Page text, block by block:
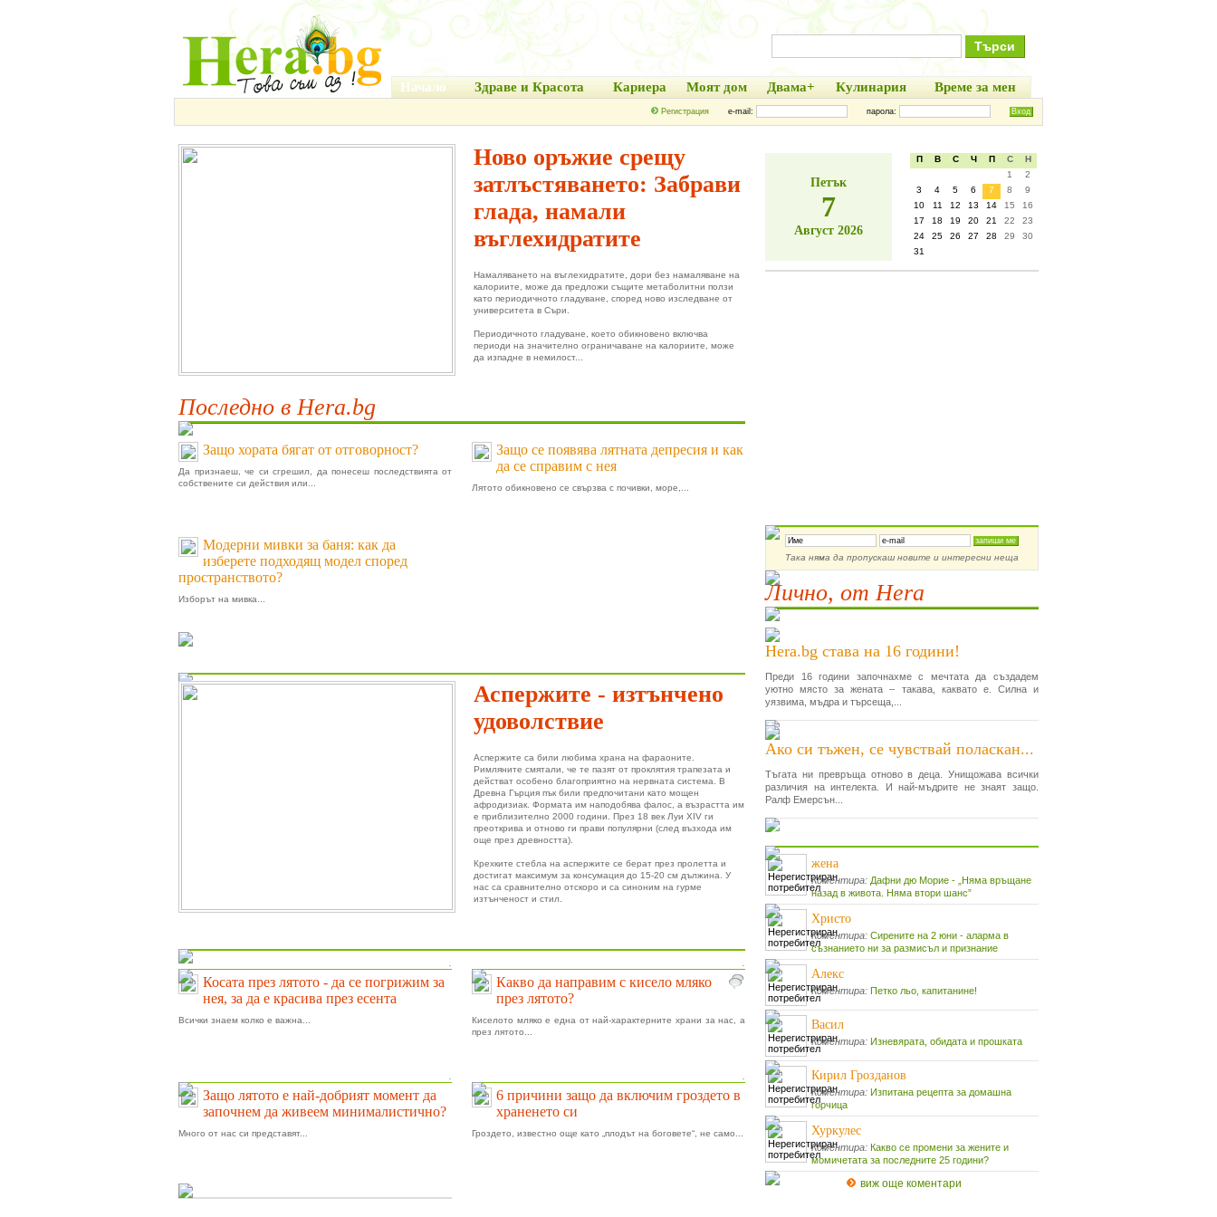
Начало Здраве и Красота Кариера Моят дом Двама+ Кулинария Време за мен
Регистрация e-mail: парола:
Ново оръжие срещу
затлъстяването: Забрави
глада, намали
въглехидратите
Намаляването на въглехидратите, дори без намаляване на
калориите, може да предложи същите метаболитни ползи
като периодичното гладуване, според ново изследване от
университета в Съри.
Периодичното гладуване, което обикновено включва
периоди на значително ограничаване на калориите, може
да изпадне в немилост...
Последно в Hera.bg
Защо хората бягат от отговорност?
Да признаеш, че си сгрешил, да понесеш последствията от
собствените си действия или...
Защо се появява лятната депресия и как
да се справим с нея
Лятото обикновено се свързва с почивки, море,...
Модерни мивки за баня: как да
изберете подходящ модел според
пространството?
Изборът на мивка...
Аспержите - изтънчено
удоволствие
Аспержите са били любима храна на фараоните.
Римляните смятали, че те пазят от проклятия трапезата и
действат особено благоприятно на нервната система. В
Древна Гърция пък били предпочитани като мощен
афродизиак. Формата им наподобява фалос, а възрастта им
е приблизително 2000 години. През 18 век Луи XIV ги
преоткрива и отново ги прави популярни (след възхода им
още през древността).
Крехките стебла на аспержите се берат през пролетта и
достигат максимум за консумация до 15-20 см дължина. У
нас са сравнително отскоро и са синоним на гурме
изтънченост и стил.
Косата през лятото - да се погрижим за
нея, за да е красива през есента
Всички знаем колко е важна...
Какво да направим с кисело мляко
през лятото?
Киселото мляко е една от най-характерните храни за нас, а
през лятото...
Защо лятото е най-добрият момент да
започнем да живеем минималистично?
Много от нас си представят...
6 причини защо да включим гроздето в
храненето си
Гроздето, известно още като „плодът на боговете“, не само...
Петък
7
Август 2026
П В С Ч П С
Н
1
2
3
4 5 6 7 8
9
10
11 12 13 14 15
16
17
18 19 20 21 22
23
24
25 26 27 28 29
30
31
Така няма да пропускаш новите и интересни неща
Лично, от Hera
Hera.bg става на 16 години!
Преди 16 години започнахме с мечтата да създадем
уютно място за жената – такава, каквато е. Силна и
уязвима, мъдра и търсеща,...
Ако си тъжен, се чувствай поласкан...
Тъгата ни превръща отново в деца. Унищожава всички
различия на интелекта. И най-мъдрите не знаят защо.
Ралф Емерсън...
Последните коментари
жена
Коментира: Дафни дю Морие - „Няма връщане
назад в живота. Няма втори шанс”
Христо
Коментира: Сирените на 2 юни - аларма в
съзнанието ни за размисъл и признание
Алекс
Коментира: Петко льо, капитанине!
Васил
Коментира: Изневярата, обидата и прошката
Кирил Грозданов
Коментира: Изпитана рецепта за домашна
горчица
Хуркулес
Коментира: Какво се промени за жените и
момичетата за последните 25 години?
виж още коментари